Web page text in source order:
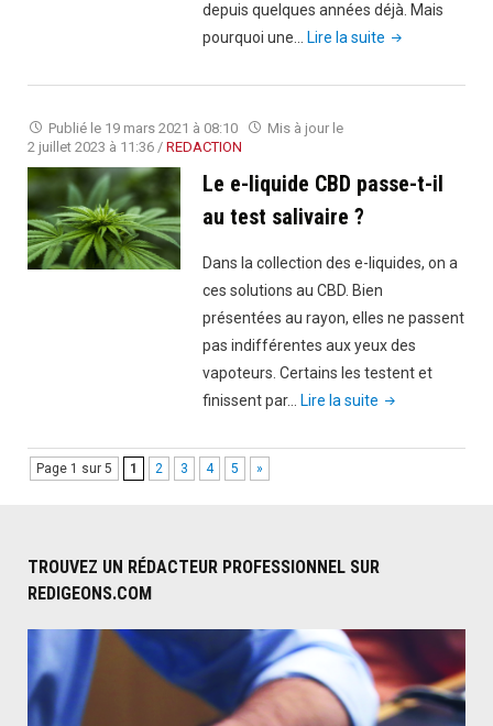
depuis quelques années déjà. Mais
pourquoi une…
Lire la suite "Pourquoi
cigarettes
interdites
vente
Publié le 19 mars 2021 à 08:10
Mis à jour le
2 juillet 2023 à 11:36 / REDACTION
Le e-liquide CBD passe-t-il
au test salivaire ?
Dans la collection des e-liquides, on a
ces solutions au CBD. Bien
présentées au rayon, elles ne passent
pas indifférentes aux yeux des
vapoteurs. Certains les testent et
finissent par…
Lire la suite "Le
liquide
il
salivaire
Page 1 sur 5 1 2 3 4 5 »
TROUVEZ UN RÉDACTEUR PROFESSIONNEL SUR
REDIGEONS.COM